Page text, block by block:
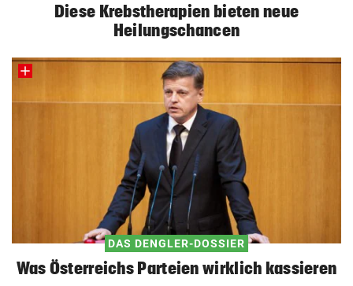
Diese Krebstherapien bieten neue
Heilungschancen
DAS DENGLER-DOSSIER
Was Österreichs Parteien wirklich kassieren